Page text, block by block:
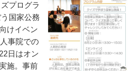
プログラ
国家公務
けイベン
事院での
日はオン
施。事前